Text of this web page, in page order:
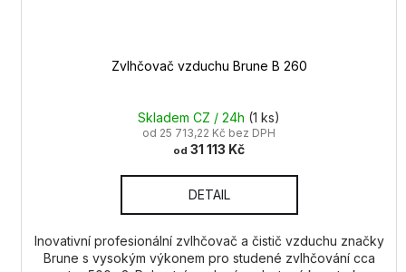
Zvlhčovač vzduchu Brune B 260
Skladem CZ / 24h (1 ks)
od 25 713,22 Kč bez DPH
od 31 113 Kč
DETAIL
Inovativní profesionální zvlhčovač a čistič vzduchu značky
Brune s vysokým výkonem pro studené zvlhčování cca